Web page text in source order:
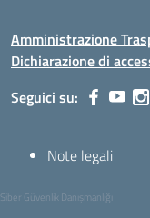
Amministrazione
Dichiarazione di
Seguici su:
Note legali
Siber Güvenlik Danışmanlığı